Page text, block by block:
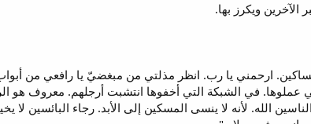
ويكرز بها.
صراخ المساكين. ارحمني يا رب. انظر مذلتي من مبغضيّ يا رافعي
عملوها. في الشبكة التي أخفوها انتشبت أرجلهم. معروف هو
الله. لأنه لا ينسى المسكين إلى الأبد. رجاء البائسين لا